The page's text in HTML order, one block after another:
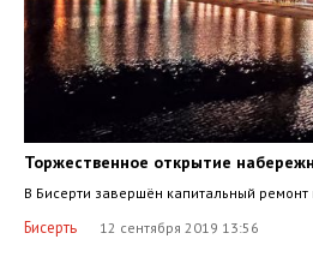
Торжественное открытие
В Бисерти завершён капитальный
Бисерть 12 сентября 2019 13:56